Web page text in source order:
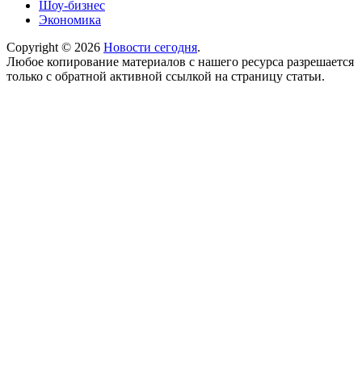
Шоу-бизнес
Экономика
Copyright © 2026 Новости сегодня.
Любое копирование материалов с нашего ресурса разрешается
только с обратной активной ссылкой на страницу статьи.